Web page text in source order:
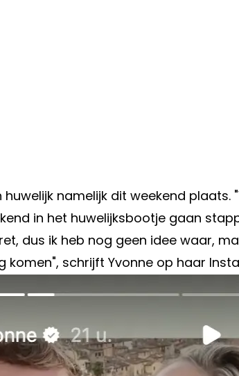
namelijk dit weekend plaats.
in het huwelijksbootje gaan
dus ik heb nog geen idee waar,
komen", schrijft Yvonne op haar